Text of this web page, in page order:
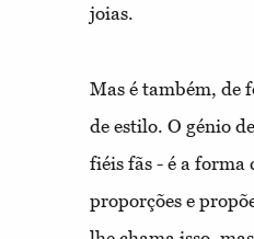
joias.
Mas é também, de
de estilo. O génio
fiéis fãs - é a forma
proporções e